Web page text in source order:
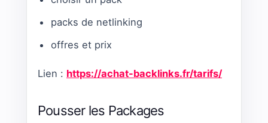
packs de netlinking
offres et prix
Lien : https://achat-backlinks.fr/tarifs/
Pousser les Packages